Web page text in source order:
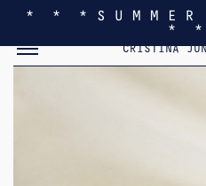
* * * S U M M
*
CRISTINA